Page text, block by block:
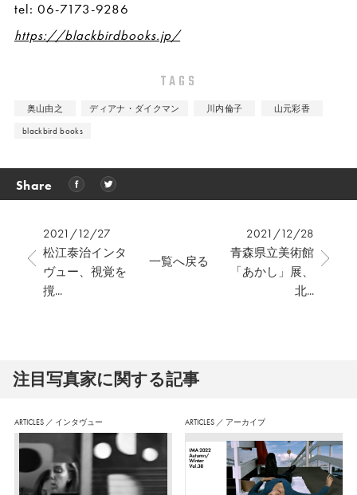
tel: 06-7173-9286
https://blackbirdbooks.jp/
TAGS
奥山由之 ディアナ・ダイクマン 川内倫子
山元彩香
blackbird books
Share
2021/12/27
松江泰治インタ
ヴュー、視覚を
撹...
2021/12/28
青森県立美術館
「あかし」展、
北...
一覧へ戻る
注⽬写真家に関する記事
ARTICLES ／ インタヴュー ARTICLES ／ アーカイブ